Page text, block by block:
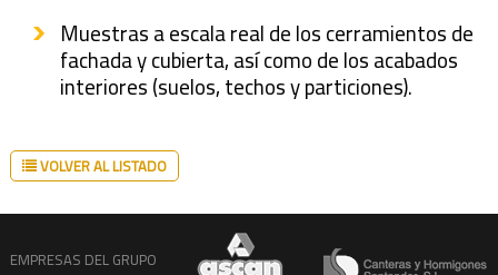
Muestras a escala real de los cerramientos de
fachada y cubierta, así como de los acabados
interiores (suelos, techos y particiones).
VOLVER AL LISTADO
EMPRESAS DEL GRUPO